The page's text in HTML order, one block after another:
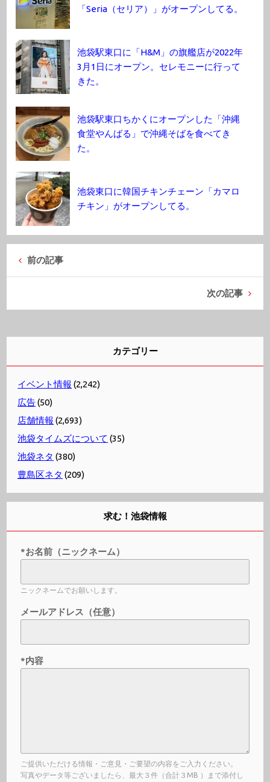
「Seria（セリア）」がオープンしてる。
池袋駅東口に「H&M」の旗艦店が2022年
3月1日にオープン。セレモニーに行って
きた。
池袋駅東口ちかくにオープンした「沖縄
食堂やんばる」で沖縄そばを食べてき
た。
池袋東口に韓国チキンチェーン「カマロ
チキン」がオープンしてる。
前の記事
次の記事
カテゴリー
イベント情報 (2,242)
広告(50)
店舗情報 (2,693)
池袋タイムズについて (35)
池袋ネタ (380)
豊島区ネタ (209)
求む！池袋情報
*お名前（ニックネーム）
ニックネームでお願いします。
メールアドレス（任意）
*内容
ご提供いただける情報・ご意見・ご要望の内容をご入力ください。
写真やデータ等ございましたら、最大３件（合計３MB ）まで添付し